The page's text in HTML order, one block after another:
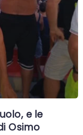
e le
Osimo